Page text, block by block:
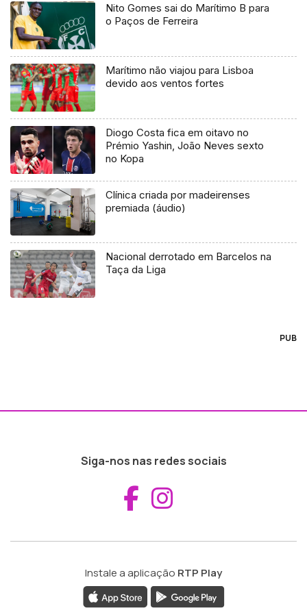
Nito Gomes sai do Marítimo B para
o Paços de Ferreira
Marítimo não viajou para Lisboa
devido aos ventos fortes
Diogo Costa fica em oitavo no
Prémio Yashin, João Neves sexto
no Kopa
Clínica criada por madeirenses
premiada (áudio)
Nacional derrotado em Barcelos na
Taça da Liga
PUB
Siga-nos nas redes sociais
Aceder ao
Instale a aplicação RTP Play